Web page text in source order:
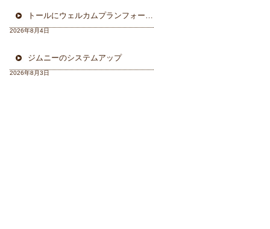
トールにウェルカムプランフォーカルスピーカー＆ウーハー
2026年8月4日
ジムニーのシステムアップ
2026年8月3日